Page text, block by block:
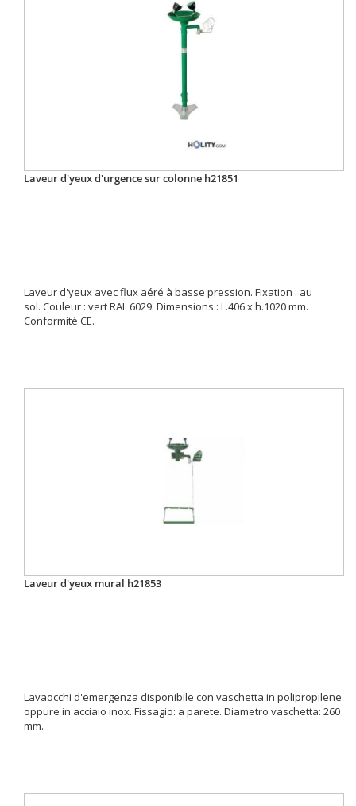
Laveur d'yeux d'urgence sur colonne h21851
Laveur d'yeux avec flux aéré à basse pression. Fixation : au
sol. Couleur : vert RAL 6029. Dimensions : L.406 x h.1020 mm.
Conformité CE.
Laveur d'yeux mural h21853
Lavaocchi d'emergenza disponibile con vaschetta in polipropilene
oppure in acciaio inox. Fissagio: a parete. Diametro vaschetta: 260
mm.